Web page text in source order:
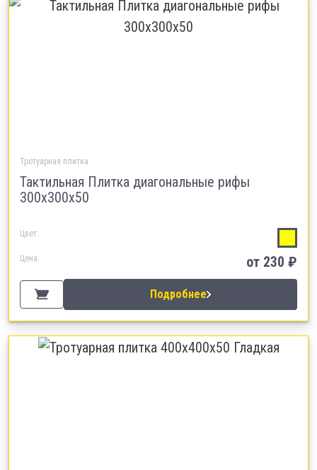
Тротуарная плитка
Тактильная Плитка диагональные рифы
300х300х50
Цвет:
Цена: от 230 ₽
Подробнее